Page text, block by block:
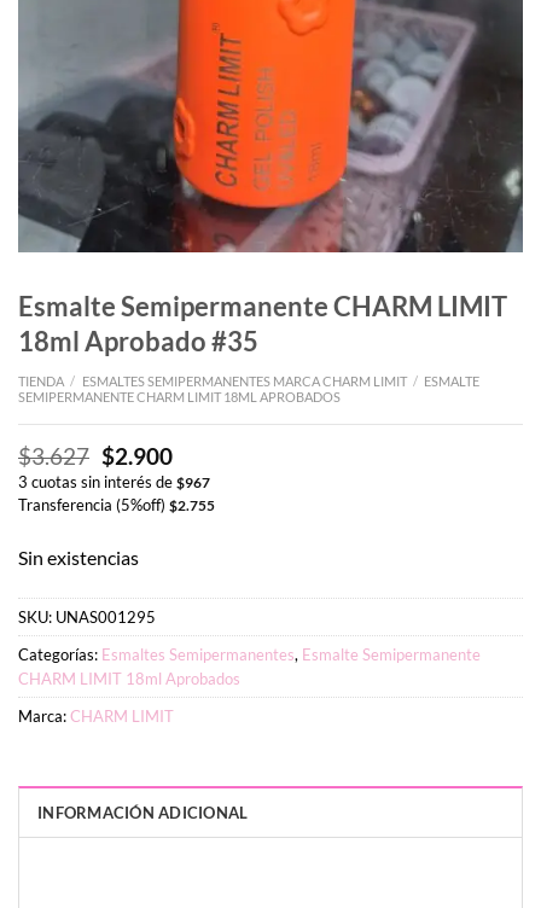
Esmalte Semipermanente CHARM LIMIT
18ml Aprobado #35
TIENDA / ESMALTES SEMIPERMANENTES MARCA CHARM LIMIT / ESMALTE
SEMIPERMANENTE CHARM LIMIT 18ML APROBADOS
$3.627 El
precio
original
era:
$3.627.
$2.900El
precio
actual
es:
3 cuotas sin interés de $967
Transferencia (5%off) $2.755
Sin existencias
SKU: UNAS001295
Categorías: Esmaltes Semipermanentes, Esmalte Semipermanente
CHARM LIMIT 18ml Aprobados
Marca:CHARM LIMIT
INFORMACIÓN ADICIONAL